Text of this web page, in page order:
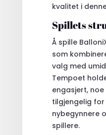
kvalitet i
Spillets
Å spille
som
valg med
Tempoet
engasjert,
tilgjengelig
nybegynnere
spillere.